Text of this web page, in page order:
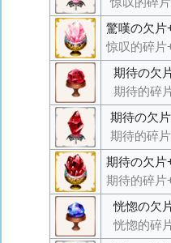
驚嘆の欠片
惊叹的碎片
期待の欠
期待的碎
期待の欠
期待的碎
期待の欠片
期待的碎片
恍惚の欠
恍惚的碎